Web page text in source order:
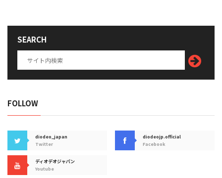
SEARCH
FOLLOW
diodeo_japan
Twitter
diodeojp.official
Facebook
ディオデオジャパン
Youtube